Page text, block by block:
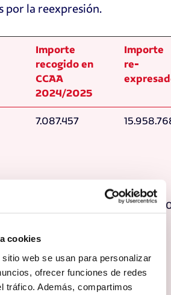
cookies
web se usan para personalizar
ofrecer funciones de redes
tráfico. Además, compartimos
por la reexpresión.
Importe
recogido en
CCAA
2024/2025
Importe
re-
7.087.457
5.673.171